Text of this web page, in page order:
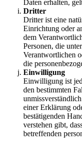
Daten erhalten,
Dritter
Dritter ist eine
Einrichtung oder
dem
Personen, die
Verantwortlichen
die
Einwilligung
Einwilligung ist
den bestimmten
einer Erklärung
bestätigenden
verstehen gibt,
betreffenden